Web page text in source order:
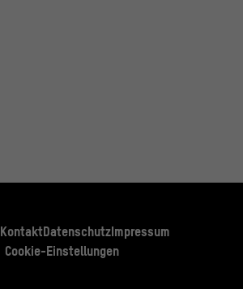
KontaktDatenschutzImpressum
Cookie-Einstellungen